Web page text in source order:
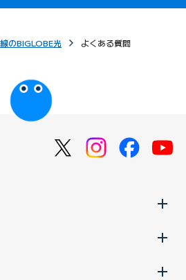
のBIGLOBE光
よくある質問
ます）
びっぷるのページ